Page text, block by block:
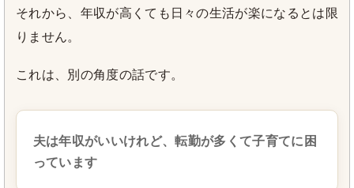
それから、年収が高くても日々の生活が楽になるとは限
りません。
これは、別の角度の話です。
夫は年収がいいけれど、転勤が多くて子育てに困
っています